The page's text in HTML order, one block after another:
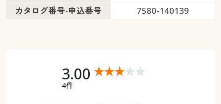
カタログ番号-申込番号 7580-140139
3.00
4件